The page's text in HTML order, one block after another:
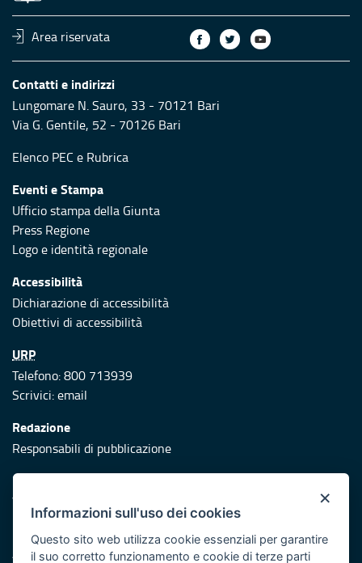
Area riservata
Contatti e indirizzi
Lungomare N. Sauro, 33 - 70121 Bari
Via G. Gentile, 52 - 70126 Bari
Elenco PEC e Rubrica
Eventi e Stampa
Ufficio stampa della Giunta
Press Regione
Logo e identità regionale
Accessibilità
Dichiarazione di accessibilità
Obiettivi di accessibilità
URP
Telefono: 800 713939
Scrivici:email
Redazione
Responsabili di pubblicazione
Protezione civile
Vai al sito di Protezione Civile Puglia
Iniziativa finanziata con risorse del POR Puglia 2014/2020 -
Asse XI
×
Informazioni sull'uso dei cookies
Questo sito web utilizza cookie essenziali per garantire
il suo corretto funzionamento e cookie di terze parti